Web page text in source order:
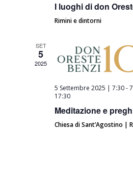
I luoghi di don
Rimini e dintorni
SET
5
2025
5 Settembre 2025 | 7:30-
17:30
Meditazione e
Chiesa di Sant’Agostino |